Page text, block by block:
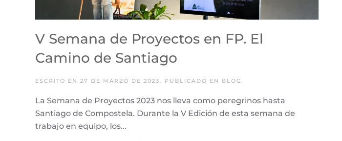
V Semana de Proyectos en FP. El
Camino de Santiago
ESCRITO EN 27 DE MARZO DE 2023. PUBLICADO EN BLOG.
La Semana de Proyectos 2023 nos lleva como peregrinos hasta
Santiago de Compostela. Durante la V Edición de esta semana de
trabajo en equipo, los...